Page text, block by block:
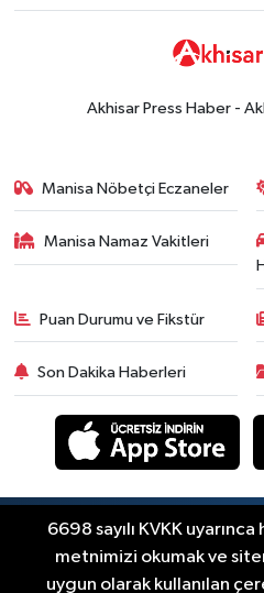
Çocuk
Güncel
18:57Akhisar'da Atatürk
Duyurular
kesintisi
Alhatoğlu'ndan
devam
Ekonomi
14:54Manisalı iş insanlarından
Magazin
Akhisar Press Haber -
Manisa Nöbetçi Eczaneler
Manisa Namaz Vakitleri
Puan Durumu ve Fikstür
Son Dakika Haberleri
RSS
Copyright © Akhisar
6698 sayılı KVKK
metnimizi okumak ve
uygun olarak kullanılan